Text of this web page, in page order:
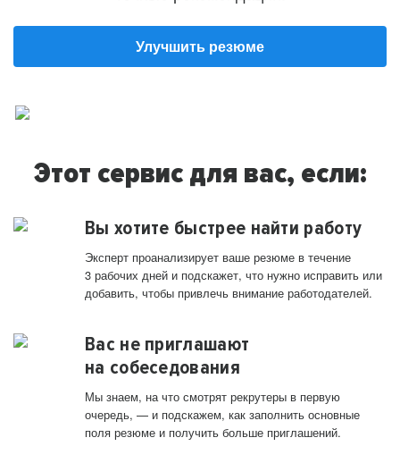
Улучшить резюме
Этот сервис для вас, если:
Вы хотите быстрее найти работу
Эксперт проанализирует ваше резюме в течение
3 рабочих дней и подскажет, что нужно исправить или
добавить, чтобы привлечь внимание работодателей.
Вас не приглашают
на собеседования
Мы знаем, на что смотрят рекрутеры в первую
очередь, — и подскажем, как заполнить основные
поля резюме и получить больше приглашений.